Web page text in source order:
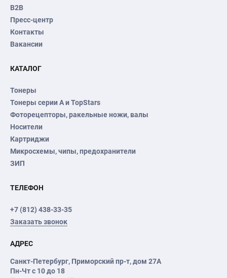
B2B
Пресс-центр
Контакты
Вакансии
КАТАЛОГ
Тонеры
Тонеры серии А и TopStars
Фоторецепторы, ракельные ножи, валы
Носители
Картриджи
Микросхемы, чипы, предохранители
ЗИП
ТЕЛЕФОН
+7 (812) 438-33-35
Заказать звонок
АДРЕС
Санкт-Петербург, Приморский пр-т, дом 27А
Пн-Чт с 10 до 18